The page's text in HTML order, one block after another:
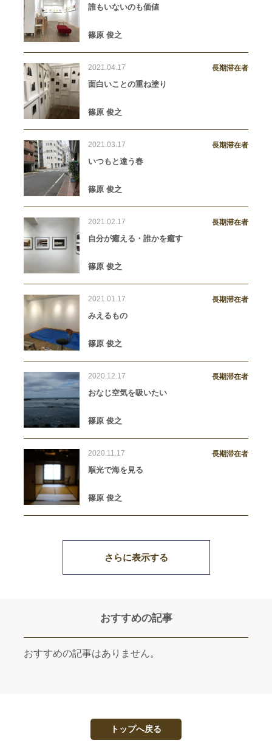
誰もいないのも価値
篠原 俊之
2021.04.17 長期滞在者
面白いことの重ね塗り
篠原 俊之
2021.03.17 長期滞在者
いつもと違う春
篠原 俊之
2021.02.17 長期滞在者
自分が癒える・誰かを癒す
篠原 俊之
2021.01.17 長期滞在者
みえるもの
篠原 俊之
2020.12.17 長期滞在者
おなじ空気を吸いたい
篠原 俊之
2020.11.17 長期滞在者
順光で海を見る
篠原 俊之
さらに表示する
おすすめの記事
おすすめの記事はありません。
トップへ戻る